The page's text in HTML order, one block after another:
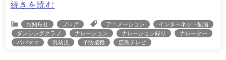
続きを読む
お知らせ ブログ アニメーション
インターネット配信
ダンシングクラブ
ナレーション ナレーション録り
ナレーター
パパママ
乳幼児 予防接種 広島テレビ